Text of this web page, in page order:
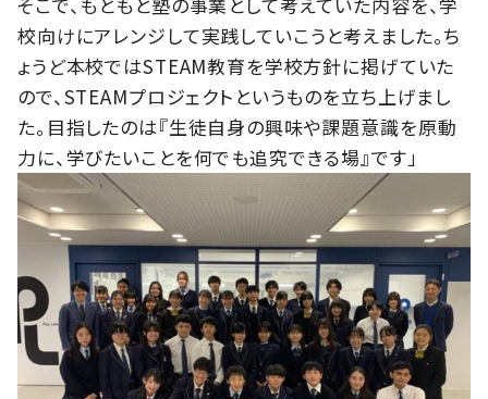
校向けにアレンジして実践していこうと考えました。ち
ょうど本校ではSTEAM教育を学校方針に掲げていた
ので、STEAMプロジェクトというものを立ち上げまし
た。目指したのは『生徒自身の興味や課題意識を原動
力に、学びたいことを何でも追究できる場』です」